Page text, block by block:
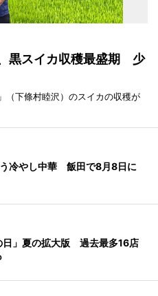
黒スイカ収穫最盛期 少
（下條村睦沢）のスイカの収穫が
冷やし中華 飯田で8月8日に
日」夏の拡大版 過去最多16店